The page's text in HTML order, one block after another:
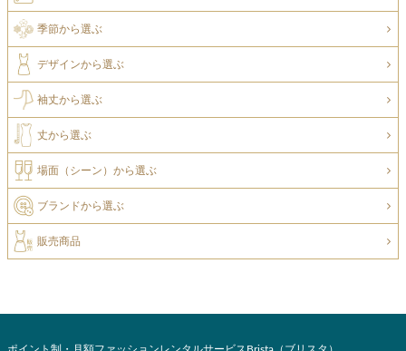
季節から選ぶ
デザインから選ぶ
袖丈から選ぶ
丈から選ぶ
場面（シーン）から選ぶ
ブランドから選ぶ
販売商品